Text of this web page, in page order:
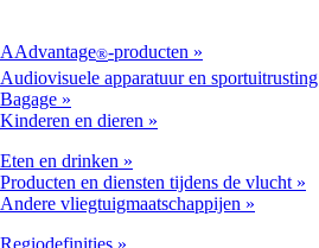
AAdvantage®-producten
Audiovisuele apparatuur en sportuitrusting
Bagage
Kinderen en dieren
Eten en drinken
Producten en diensten tijdens de vlucht
Andere vliegtuigmaatschappijen
Regiodefinities